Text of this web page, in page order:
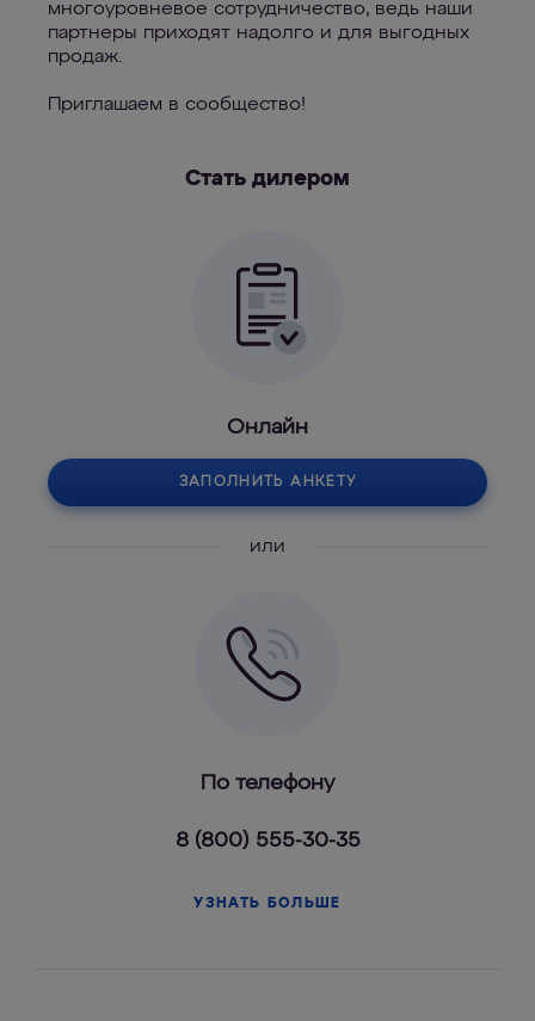
многоуровневое сотрудничество, ведь наши
партнеры приходят надолго и для выгодных
продаж.
Приглашаем в сообщество!
Стать дилером
Онлайн
ЗАПОЛНИТЬ АНКЕТУ
или
По телефону
8 (800) 555-30-35
УЗНАТЬ БОЛЬШЕ